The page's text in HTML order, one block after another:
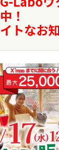
！
トなお